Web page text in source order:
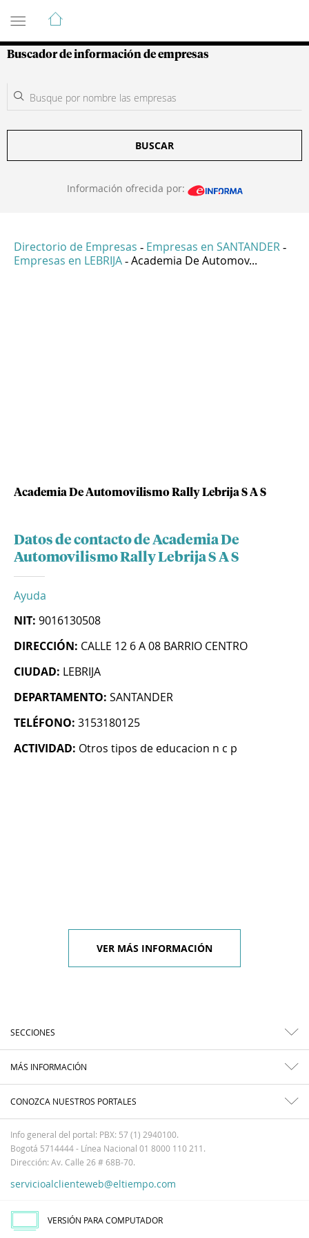
Guía de Empresas Colombianas
Buscador de información de empresas
BUSCAR
Información ofrecida por:
Directorio de Empresas - Empresas en SANTANDER -
Empresas en LEBRIJA - Academia De Automov...
Academia De Automovilismo Rally Lebrija S A S
Datos de contacto de Academia De
Automovilismo Rally Lebrija S A S
Ayuda
NIT: 9016130508
DIRECCIÓN: CALLE 12 6 A 08 BARRIO CENTRO
CIUDAD: LEBRIJA
DEPARTAMENTO: SANTANDER
TELÉFONO: 3153180125
ACTIVIDAD: Otros tipos de educacion n c p
VER MÁS INFORMACIÓN
SECCIONES
MÁS INFORMACIÓN
CONOZCA NUESTROS PORTALES
Info general del portal: PBX: 57 (1) 2940100.
Bogotá 5714444 - Línea Nacional 01 8000 110 211.
Dirección: Av. Calle 26 # 68B-70.
servicioalclienteweb@eltiempo.com
VERSIÓN PARA COMPUTADOR